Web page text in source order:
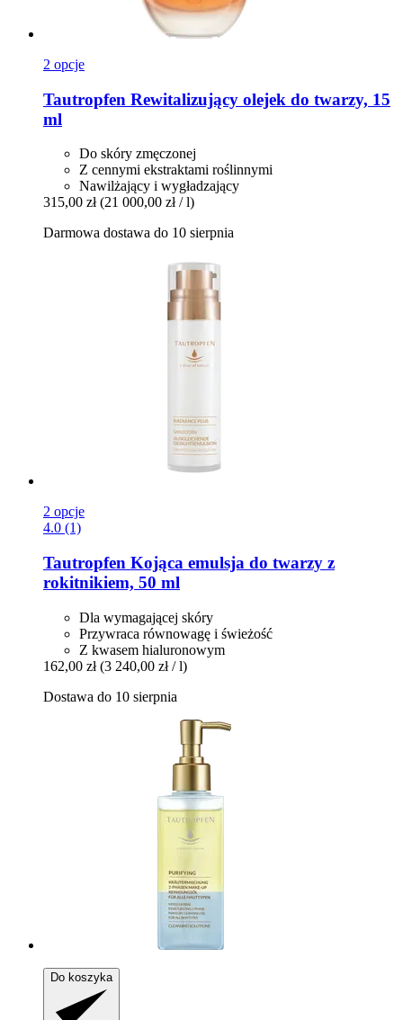
2 opcje
Tautropfen Rewitalizujący olejek do twarzy, 15
ml
Do skóry zmęczonej
Z cennymi ekstraktami roślinnymi
Nawilżający i wygładzający
315,00 zł (21 000,00 zł / l)
Darmowa dostawa do 10 sierpnia
2 opcje
4.0 (1)
Tautropfen Kojąca emulsja do twarzy z
rokitnikiem, 50 ml
Dla wymagającej skóry
Przywraca równowagę i świeżość
Z kwasem hialuronowym
162,00 zł (3 240,00 zł / l)
Dostawa do 10 sierpnia
Do koszyka